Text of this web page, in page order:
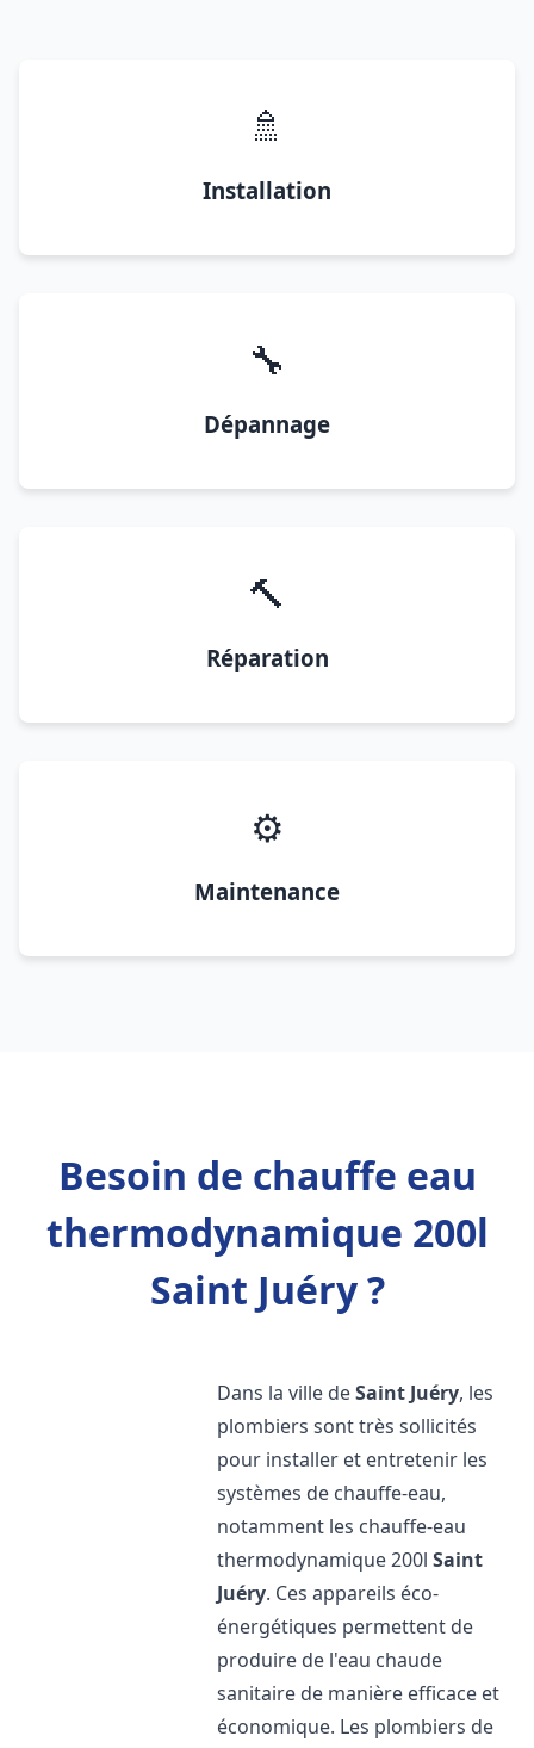
🚿
Installation
🔧
Dépannage
🔨
Réparation
⚙️
Maintenance
Besoin de chauffe eau
thermodynamique 200l
Saint Juéry ?
Dans la ville deSaint Juéry, les
plombiers sont très sollicités
pour installer et entretenir les
systèmes de chauffe-eau,
notamment les chauffe-eau
thermodynamique 200lSaint
Juéry. Ces appareils éco-
énergétiques permettent de
produire de l'eau chaude
sanitaire de manière efficace et
économique. Les plombiers de